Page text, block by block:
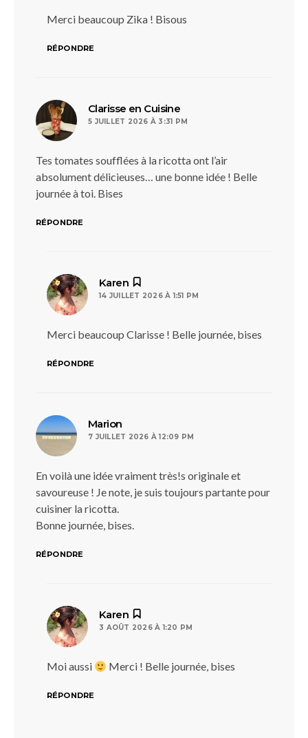
Merci beaucoup Zika ! Bisous
RÉPONDRE
Clarisse en Cuisine
5 JUILLET 2026 À 3:31 PM
Tes tomates soufflées à la ricotta ont l’air
absolument délicieuses… une bonne idée ! Belle
journée à toi. Bises
RÉPONDRE
Karen
14 JUILLET 2026 À 1:51 PM
Merci beaucoup Clarisse ! Belle journée, bises
RÉPONDRE
Marion
7 JUILLET 2026 À 12:09 PM
En voilà une idée vraiment très!s originale et
savoureuse ! Je note, je suis toujours partante pour
cuisiner la ricotta.
Bonne journée, bises.
RÉPONDRE
Karen
3 AOÛT 2026 À 1:20 PM
Moi aussi Merci ! Belle journée, bises
RÉPONDRE